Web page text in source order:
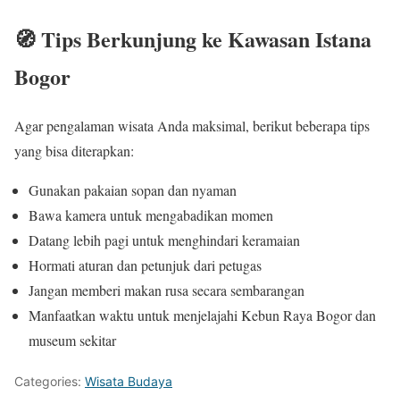
🧭 Tips Berkunjung ke Kawasan Istana
Bogor
Agar pengalaman wisata Anda maksimal, berikut beberapa tips
yang bisa diterapkan:
Gunakan pakaian sopan dan nyaman
Bawa kamera untuk mengabadikan momen
Datang lebih pagi untuk menghindari keramaian
Hormati aturan dan petunjuk dari petugas
Jangan memberi makan rusa secara sembarangan
Manfaatkan waktu untuk menjelajahi Kebun Raya Bogor dan
museum sekitar
Categories: Wisata Budaya